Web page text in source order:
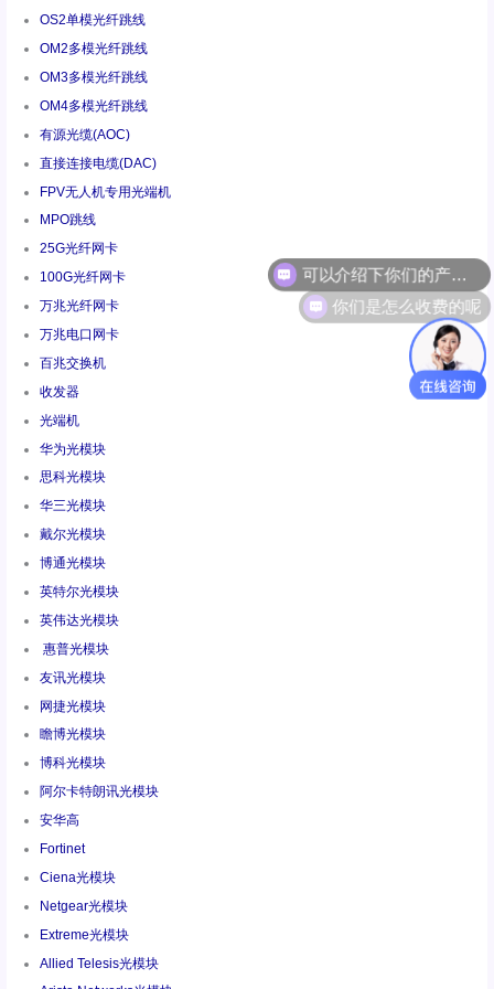
OS2单模光纤跳线
OM2多模光纤跳线
OM3多模光纤跳线
OM4多模光纤跳线
有源光缆(AOC)
直接连接电缆(DAC)
FPV无人机专用光端机
MPO跳线
25G光纤网卡
100G光纤网卡
万兆光纤网卡
万兆电口网卡
百兆交换机
收发器
光端机
华为光模块
思科光模块
华三光模块
戴尔光模块
博通光模块
英特尔光模块
英伟达光模块
惠普光模块
友讯光模块
网捷光模块
瞻博光模块
博科光模块
阿尔卡特朗讯光模块
安华高
Fortinet
Ciena光模块
Netgear光模块
Extreme光模块
Allied Telesis光模块
你们是怎么收费的呢